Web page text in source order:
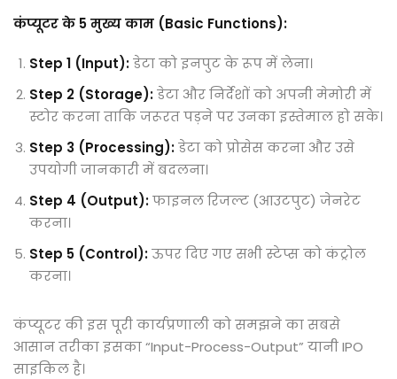
कंप्यूटर के 5 मुख्य काम (Basic Functions):
Step 1 (Input):डेटा को इनपुट के रूप में लेना।
Step 2 (Storage):डेटा और निर्देशों को अपनी मेमोरी में
स्टोर करना ताकि जरूरत पड़ने पर उनका इस्तेमाल हो सके।
Step 3 (Processing):डेटा को प्रोसेस करना और उसे
उपयोगी जानकारी में बदलना।
Step 4 (Output):फाइनल रिजल्ट (आउटपुट) जेनरेट
करना।
Step 5 (Control):ऊपर दिए गए सभी स्टेप्स को कंट्रोल
करना।
कंप्यूटर की इस पूरी कार्यप्रणाली को समझने का सबसे
आसान तरीका इसका “Input-Process-Output” यानी IPO
साइकिल है।